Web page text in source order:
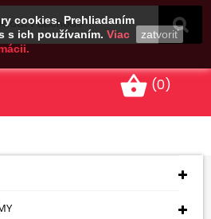
cookies. Prehliadaním
s ich používaním. Viac
zatvoriť
shopping_basket (0)
NA